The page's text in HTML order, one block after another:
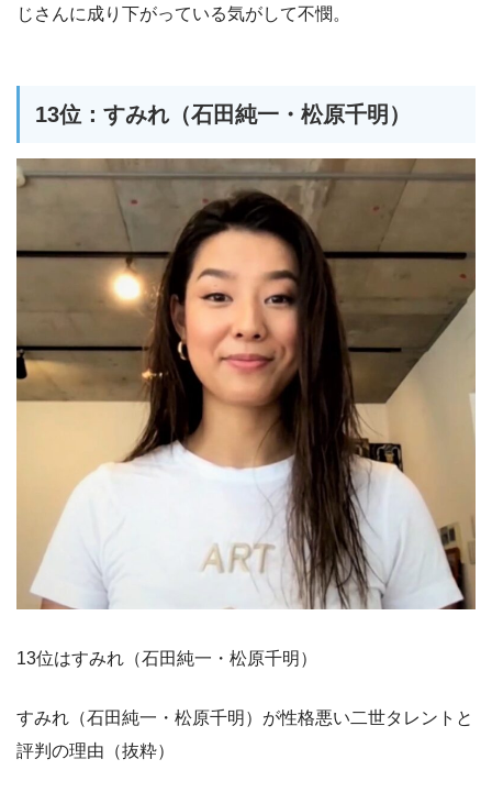
じさんに成り下がっている気がして不憫。
13位：すみれ（石田純一・松原千明）
13位はすみれ（石田純一・松原千明）
すみれ（石田純一・松原千明）が性格悪い二世タレントと
評判の理由（抜粋）